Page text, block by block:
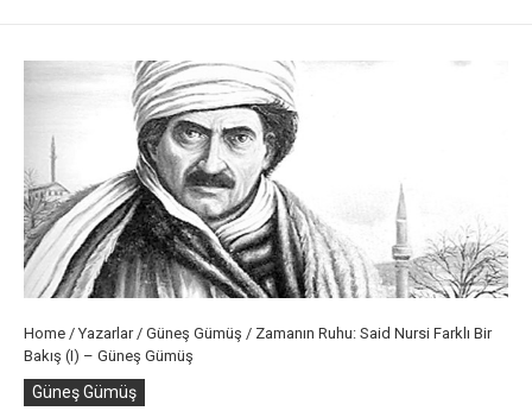
Home /Yazarlar/ Güneş Gümüş / Zamanın Ruhu: Said Nursi Farklı Bir
Bakış (I) – Güneş Gümüş
Güneş Gümüş